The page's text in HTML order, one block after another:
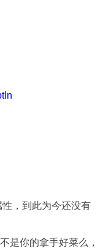
，到此为今还没有
是你的拿手好菜么，